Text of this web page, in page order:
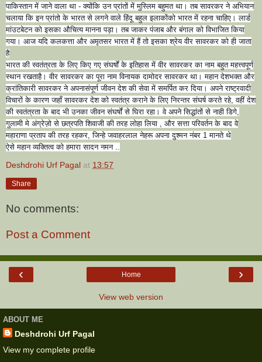
पाकिस्तान में जाने वाला था - क्योंकि उन प्रांतों में मुस्लिम बहुमत था। तब सावरकर ने अभियान
चलाया कि इन प्रांतो के भारत से लगने वाले हिंदू बहुल इलाकोंको भारत में रहना चाहिए। लार्ड
मांउटबेटन को इसका औचित्य मानना पड़ा। तब जाकर पंजाब और बंगाल को विभाजित किया
गया। आज यदि कलकत्ता और अमृतसर भारत में हैं तो इसका श्रेय वीर सावरकर को ही जाता
है
भारत की स्वतंत्रता के लिए किए गए संघर्षों के इतिहास में वीर सावरकर का नाम बहुत महत्त्वपूर्ण
स्थान रखताहै। वीर सावरकर का पूरा नाम विनायक दामोदर सावरकर था। महान देशभक्त और
क्रांतिकारी सावरकर ने अपनासंपूर्ण जीवन देश की सेवा में समर्पित कर दिया। अपने राष्ट्रवादी
विचारों के कारण जहाँ सावरकर देश को स्वतंत्र कराने के लिए निरन्तर संघर्ष करते रहे, वहीं देश
की स्वतंत्रता के बाद भी उनका जीवन संघर्षों से घिरा रहा। वे अपने सिद्धांतों से नाही डिगे,
गुलामी मे अंग्रेज़ो से छत्रपति शिवाजी की तरह लोहा लिया , और सत्ता परिवर्तन के बाद वे
महाराणा प्रताप की तरह रहकर, जिन्हे जवाहरलाल नेहरू अपना दुश्मन नंबर 1 मानते थे
ऐसे महान व्यक्तित्व को हमारा सादन नमन ..
Deshdrohi Urf Pagal at 13:57
Share
No comments:
Post a Comment
‹ ›
Home
View web version
ABOUT ME
Deshdrohi Urf Pagal
View my complete profile